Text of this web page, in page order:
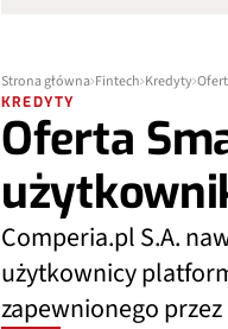
Strona główna Fintech Kredyty
KREDYTY
Oferta
Comperia.pl S.A.
użytkownicy
zapewnionego